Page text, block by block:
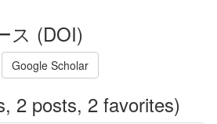
ス (DOI)
Google Scholar
2 posts, 2 favorites)